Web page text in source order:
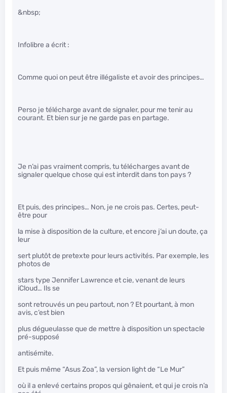
&nbsp;
Infolibre a écrit :
Comme quoi on peut être illégaliste et avoir des principes…
Perso je télécharge avant de signaler, pour me tenir au
courant. Et bien sur je ne garde pas en partage.
Je n’ai pas vraiment compris, tu télécharges avant de
signaler quelque chose qui est interdit dans ton pays ?
Et puis, des principes… Non, je ne crois pas. Certes, peut-
être pour
la mise à disposition de la culture, et encore j’ai un doute, ça
leur
sert plutôt de pretexte pour leurs activités. Par exemple, les
photos de
stars type Jennifer Lawrence et cie, venant de leurs
iCloud… Ils se
sont retrouvés un peu partout, non ? Et pourtant, à mon
avis, c’est bien
plus dégueulasse que de mettre à disposition un spectacle
pré-supposé
antisémite.
Et puis même “Asus Zoa”, la version light de “Le Mur”
où il a enlevé certains propos qui gênaient, et qui je crois n’a